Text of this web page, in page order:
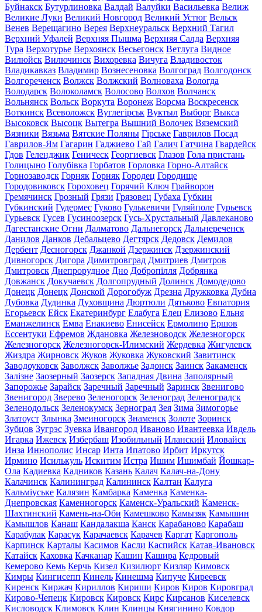
Буйнакск Бутурлиновка Валдай Валуйки Васильевка Велиж
Великие Луки Великий Новгород Великий Устюг Вельск
Венев Верещагино Верея Верхнеуральск Верхний Тагил
Верхний Уфалей Верхняя Пышма Верхняя Салда Верхняя
Тура Верхотурье Верхоянск Весьегонск Ветлуга Видное
Вилюйск Вилючинск Вихоревка Вичуга Владивосток
Владикавказ Владимир Вознесеновка Волгоград Волгодонск
Волгореченск Волжск Волжский Волноваха Вологда
Володарск Волоколамск Волосово Волхов Волчанск
Вольнянск Вольск Воркута Воронеж Ворсма Воскресенск
Воткинск Всеволожск Вуглегірськ Вуктыл Выборг Выкса
Высоковск Высоцк Вытегра Вышний Волочек Вяземский
Вязники Вязьма Вятские Поляны Гірське Гаврилов Посад
Гаврилов-Ям Гагарин Гаджиево Гай Галич Гатчина Гвардейск
Гдов Геленджик Геническ Георгиевск Глазов Гола пристань
Голицыно Голубівка Горбатов Горловка Горно-Алтайск
Горнозаводск Горняк Горняк Городец Городище
Городовиковск Гороховец Горячий Ключ Грайворон
Гремячинск Грозный Грязи Грязовец Губаха Губкин
Губкинский Гудермес Гуково Гулькевичи Гуляйполе Гурьевск
Гурьевск Гусев Гусиноозерск Гусь-Хрустальный Давлеканово
Дагестанские Огни Далматово Дальнегорск Дальнереченск
Данилов Данков Дебальцево Дегтярск Дедовск Демидов
Дербент Десногорск Джанкой Дзержинск Дзержинский
Дивногорск Дигора Димитровград Дмитриев Дмитров
Дмитровск Днепрорудное Дно Добропілля Добрянка
Довжанск Докучаевск Долгопрудный Долинск Домодедово
Донецк Донецк Донской Дорогобуж Дрезна Дружковка Дубна
Дубовка Дудинка Духовщина Дюртюли Дятьково Евпатория
Егорьевск Ейск Екатеринбург Елабуга Елец Елизово Ельня
Еманжелинск Емва Енакиево Енисейск Ермолино Ершов
Ессентуки Ефремов Ждановка Железноводск Железногорск
Железногорск Железногорск-Илимский Жердевка Жигулевск
Жиздра Жирновск Жуков Жуковка Жуковский Завитинск
Заводоуковск Заволжск Заволжье Задонск Заинск Закаменск
Залізне Заозерный Заозерск Западная Двина Заполярный
Запорожье Зарайск Заречный Заречный Заринск Звенигово
Звенигород Зверево Зеленогорск Зеленоград Зеленоградск
Зеленодольск Зеленокумск Зерноград Зея Зима Зимогорье
Златоуст Злынка Змеиногорск Знаменск Золоте Зоринск
Зубцов Зугрэс Зуевка Ивангород Иваново Ивантеевка Ивдель
Игарка Ижевск Избербаш Изобильный Иланский Иловайск
Инза Иннополис Инсар Инта Ипатово Ирбит Иркутск
Ирмино Исилькуль Искитим Истра Ишим Ишимбай Йошкар-
Ола Кадиевка Кадников Казань Калач Калач-на-Дону
Калачинск Калининград Калининск Калтан Калуга
Кальміуське Калязин Камбарка Каменка Каменка-
Днепровская Каменногорск Каменск-Уральский Каменск-
Шахтинский Камень-на-Оби Камешково Камызяк Камышин
Камышлов Канаш Кандалакша Канск Карабаново Карабаш
Карабулак Карасук Карачаевск Карачев Каргат Каргополь
Карпинск Карталы Касимов Касли Каспийск Катав-Ивановск
Катайск Каховка Качканар Кашин Кашира Кедровый
Кемерово Кемь Керчь Кизел Кизилюрт Кизляр Кимовск
Кимры Кингисепп Кинель Кинешма Кипуче Киреевск
Киренск Киржач Кириллов Кириши Киров Киров Кировград
Кирово-Чепецк Кировск Кировск Кирс Кирсанов Киселевск
Кисловодск Климовск Клин Клинцы Княгинино Ковдор